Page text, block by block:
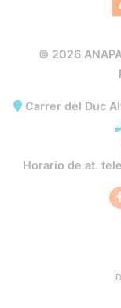
© 2026
Carrer del Duc
Horario de at.